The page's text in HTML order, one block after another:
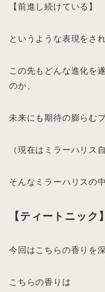
【前進し続けている】
というような表現をさ
この先もどんな進化を
のか、
未来にも期待の膨らむ
（現在はミラーハリス
そんなミラーハリスの
【ティートニック】
今回はこちらの香りを
こちらの香りは